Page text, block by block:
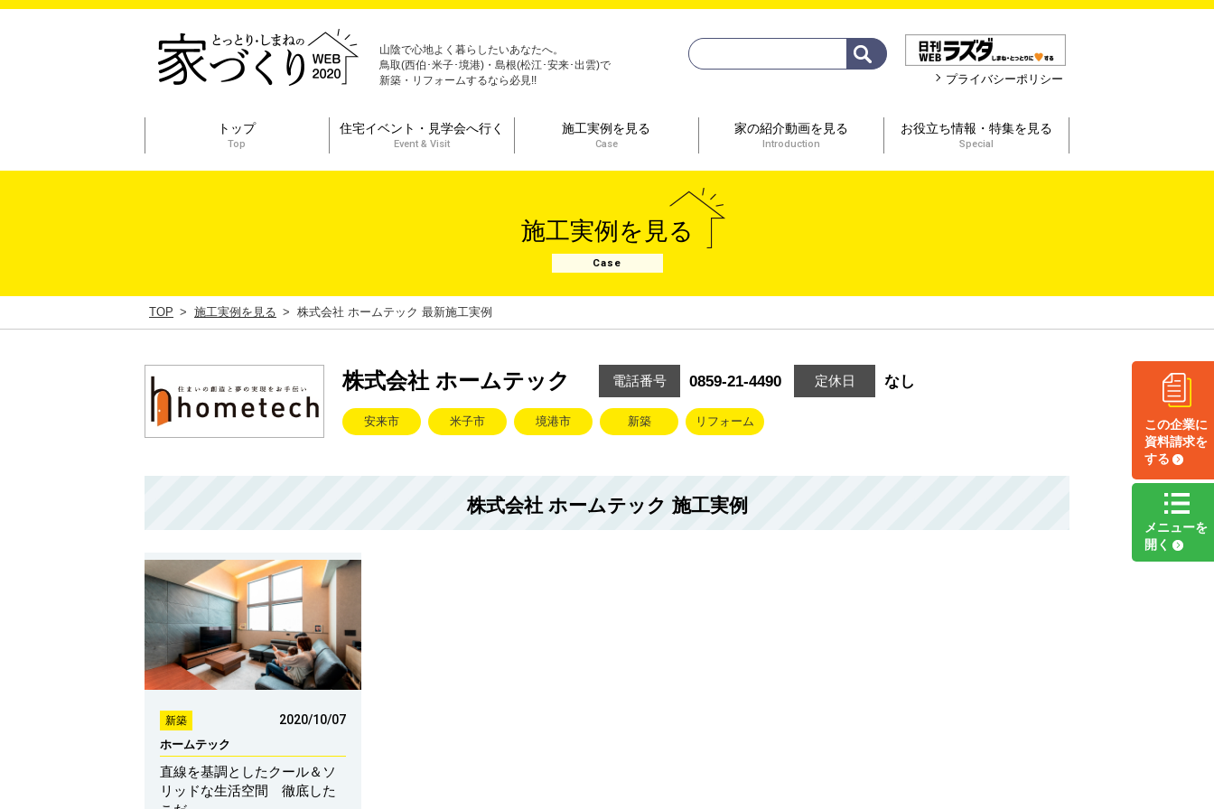
山陰で心地よく暮らしたいあなたへ。
鳥取(西伯･米子･境港)・島根(松江･安来･出雲)で
新築・リフォームするなら必見!!
プライバシーポリシー
トップ
Top
住宅イベント・見学会へ行く
Event & Visit
施工実例を見る
Case
家の紹介動画を見る
Introduction
お役立ち情報・特集を見る
Special
施工実例を見る
Case
TOP 施工実例を見る 株式会社 ホームテック 最新施工実例
株式会社 ホームテック 電話番号 0859-21-4490 定休日 なし
安来市 米子市 境港市 新築 リフォーム
株式会社 ホームテック 施工実例
新築 2020/10/07
ホームテック
直線を基調としたクール＆ソ
リッドな生活空間 徹底した
この企業に
資料請求を
する
メニューを
開く